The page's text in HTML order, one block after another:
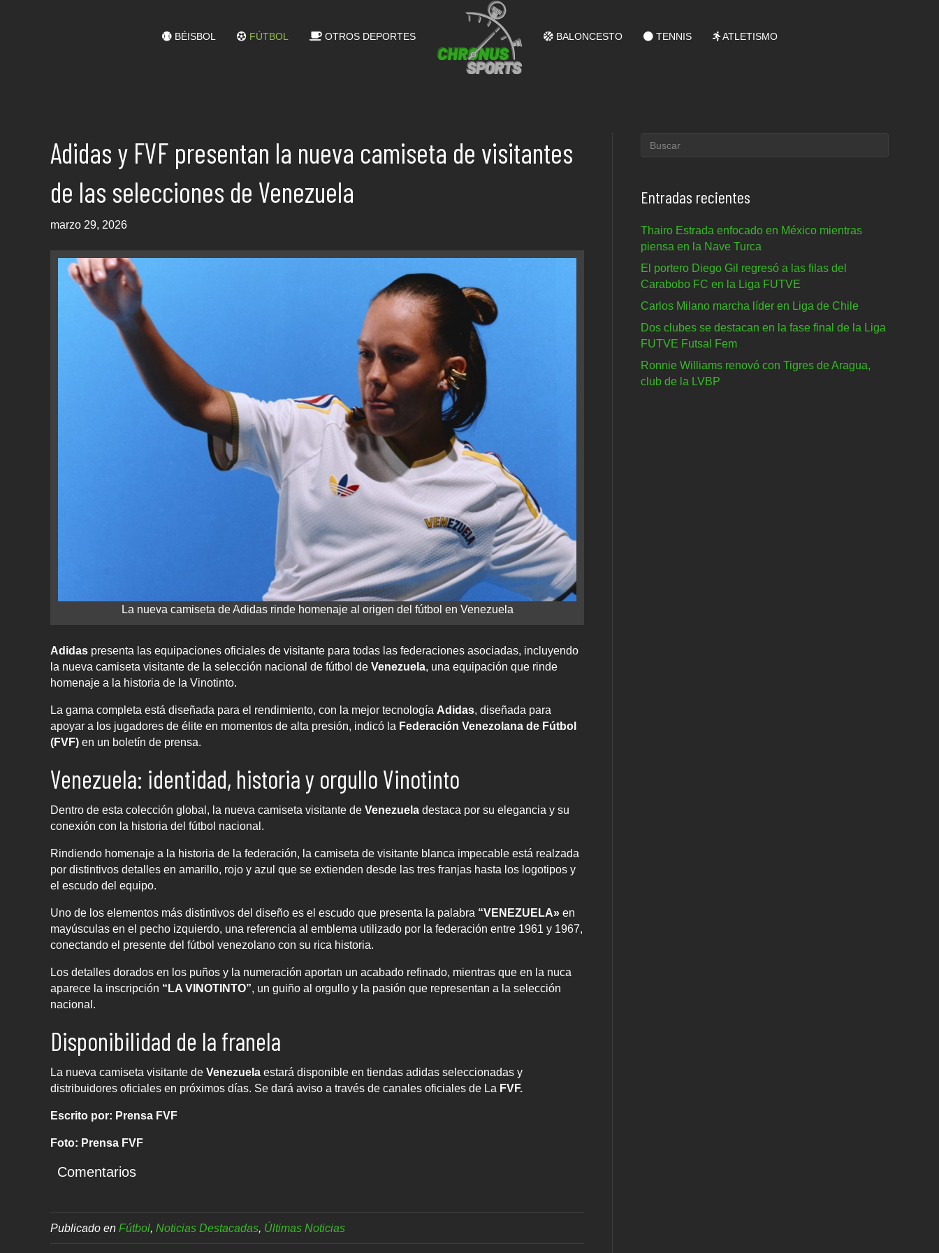
BÉISBOL FÚTBOL OTROS DEPORTES BALONCESTO TENNIS ATLETISMO
Adidas y FVF presentan la nueva camiseta de visitantes
de las selecciones de Venezuela
marzo 29, 2026
La nueva camiseta de Adidas rinde homenaje al origen del fútbol en Venezuela
Adidas presenta las equipaciones oficiales de visitante para todas las federaciones asociadas, incluyendo
la nueva camiseta visitante de la selección nacional de fútbol de Venezuela, una equipación que rinde
homenaje a la historia de la Vinotinto.
La gama completa está diseñada para el rendimiento, con la mejor tecnología Adidas, diseñada para
apoyar a los jugadores de élite en momentos de alta presión, indicó la Federación Venezolana de Fútbol
(FVF) en un boletín de prensa.
Venezuela: identidad, historia y orgullo Vinotinto
Dentro de esta colección global, la nueva camiseta visitante de Venezuela destaca por su elegancia y su
conexión con la historia del fútbol nacional.
Rindiendo homenaje a la historia de la federación, la camiseta de visitante blanca impecable está realzada
por distintivos detalles en amarillo, rojo y azul que se extienden desde las tres franjas hasta los logotipos y
el escudo del equipo.
Uno de los elementos más distintivos del diseño es el escudo que presenta la palabra “VENEZUELA» en
mayúsculas en el pecho izquierdo, una referencia al emblema utilizado por la federación entre 1961 y 1967,
conectando el presente del fútbol venezolano con su rica historia.
Los detalles dorados en los puños y la numeración aportan un acabado refinado, mientras que en la nuca
aparece la inscripción “LA VINOTINTO”, un guiño al orgullo y la pasión que representan a la selección
nacional.
Disponibilidad de la franela
La nueva camiseta visitante de Venezuela estará disponible en tiendas adidas seleccionadas y
distribuidores oficiales en próximos días. Se dará aviso a través de canales oficiales de La FVF.
Escrito por: Prensa FVF
Foto: Prensa FVF
Comentarios
Publicado en Fútbol, Noticias Destacadas, Últimas Noticias
Entradas recientes
Thairo Estrada enfocado en México mientras
piensa en la Nave Turca
El portero Diego Gil regresó a las filas del
Carabobo FC en la Liga FUTVE
Carlos Milano marcha líder en Liga de Chile
Dos clubes se destacan en la fase final de la Liga
FUTVE Futsal Fem
Ronnie Williams renovó con Tigres de Aragua,
club de la LVBP